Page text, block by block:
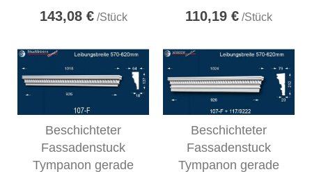
143,08 €/Stück 110,19 € /Stück
Beschichteter
Fassadenstuck
Tympanon gerade
Beschichteter
Fassadenstuck
Tympanon gerade